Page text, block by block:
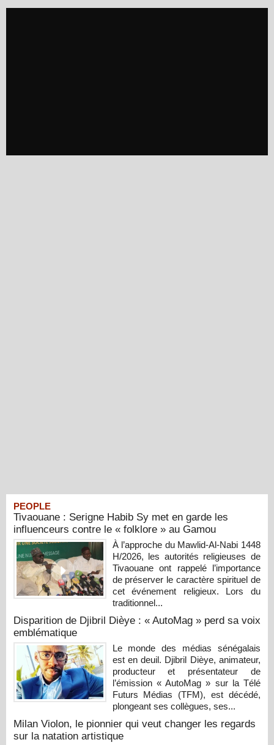
PEOPLE
Tivaouane : Serigne Habib Sy met en garde les
influenceurs contre le « folklore » au Gamou
À l’approche du Mawlid-Al-Nabi 1448
H/2026, les autorités religieuses de
Tivaouane ont rappelé l’importance
de préserver le caractère spirituel de
cet événement religieux. Lors du
traditionnel...
Disparition de Djibril Dièye : « AutoMag » perd sa voix
emblématique
Le monde des médias sénégalais
est en deuil. Djibril Dièye, animateur,
producteur et présentateur de
l’émission « AutoMag » sur la Télé
Futurs Médias (TFM), est décédé,
plongeant ses collègues, ses...
Milan Violon, le pionnier qui veut changer les regards
sur la natation artistique